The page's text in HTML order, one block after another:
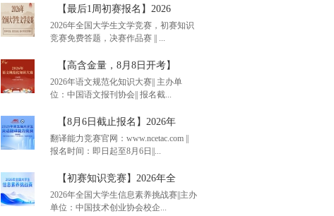
【文学赛事汇总】2026年可
【最后1周初赛报名】2026
2026年全国大学生文学竞赛，初赛知识
竞赛免费答题，决赛作品赛 || ...
【最后1周初赛报名】2026
【高含金量，8月8日开考】
2026年语文规范化知识大赛|| 主办单
位：中国语文报刊协会|| 报名截...
【高含金量，8月8日开考】
【8月6日截止报名】2026年
翻译能力竞赛官网：www.ncetac.com ||
报名时间：即日起至8月6日||...
【8月6日截止报名】2026年
【初赛知识竞赛】2026年全
2026年全国大学生信息素养挑战赛||主办
单位：中国技术创业协会校企...